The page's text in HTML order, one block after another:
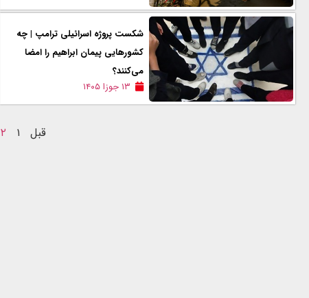
شکست پروژه اسرائیلی ترامپ | چه
کشورهایی پیمان ابراهیم را امضا
می‌کنند؟
۱۳ جوزا ۱۴۰۵
قبل ۱ ۲